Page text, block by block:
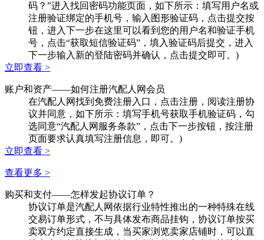
码？”进入找回密码功能页面，如下所示：填写用户名或
注册验证绑定的手机号，输入图形验证码，点击提交按
钮，进入下一步在这里可以看到您的用户名和验证手机
号，点击“获取短信验证码”，填入验证码后提交，进入
下一步输入新的登陆密码并确认，点击提交即可。)
立即查看 >
账户和资产——如何注册汽配人网会员
在汽配人网找到免费注册入口，点击注册，阅读注册协
议并同意，如下所示：填写手机号获取手机验证码，勾
选同意“汽配人网服务条款”，点击下一步按钮，按注册
页面要求认真填写注册信息，即可。)
立即查看 >
查看更多 >
购买和支付——怎样发起协议订单？
协议订单是汽配人网依据行业特性推出的一种特殊在线
交易订单形式，不与具体发布商品挂钩，协议订单按买
卖双方约定直接生成，当买家浏览卖家店铺时，可以直